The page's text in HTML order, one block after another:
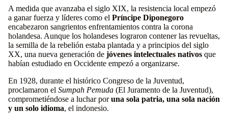
A medida que avanzaba el siglo XIX, la resistencia local empezó
a ganar fuerza y líderes como el Príncipe Diponegoro
encabezaron sangrientos enfrentamientos contra la corona
holandesa. Aunque los holandeses lograron contener las revueltas,
la semilla de la rebelión estaba plantada y a principios del siglo
XX, una nueva generación de jóvenes intelectuales nativos que
habían estudiado en Occidente empezó a organizarse.
En 1928, durante el histórico Congreso de la Juventud,
proclamaron el Sumpah Pemuda (El Juramento de la Juventud),
comprometiéndose a luchar poruna sola patria, una sola nación
y un solo idioma, el indonesio.